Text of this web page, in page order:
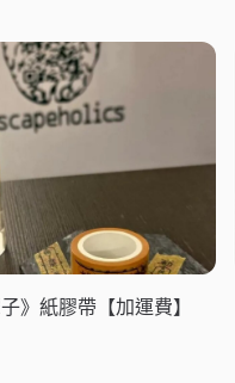
》紙膠帶【加運費】